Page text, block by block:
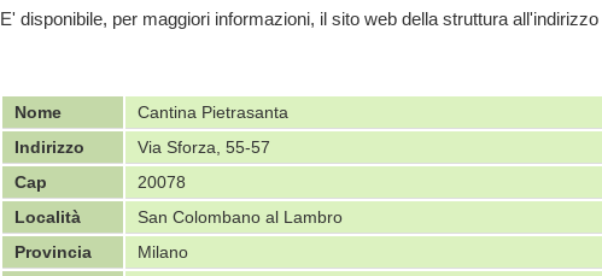
E' disponibile, per maggiori informazioni, il sito web della struttura all'indirizzo
Nome
Cantina Pietrasanta
Indirizzo
Via Sforza, 55-57
Cap
20078
Località
San Colombano al Lambro
Provincia
Milano